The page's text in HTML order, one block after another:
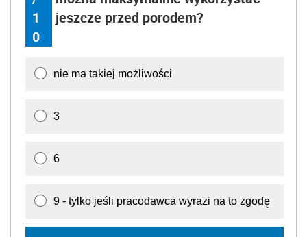
1
0
jeszcze przed porodem?
nie ma takiej możliwości
3
6
9 - tylko jeśli pracodawca wyrazi na to zgodę